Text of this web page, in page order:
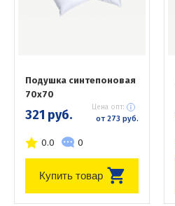
Подушка синтепоновая
70х70
321 руб. Цена опт:
от 273 руб.
0.0 0
Купить товар